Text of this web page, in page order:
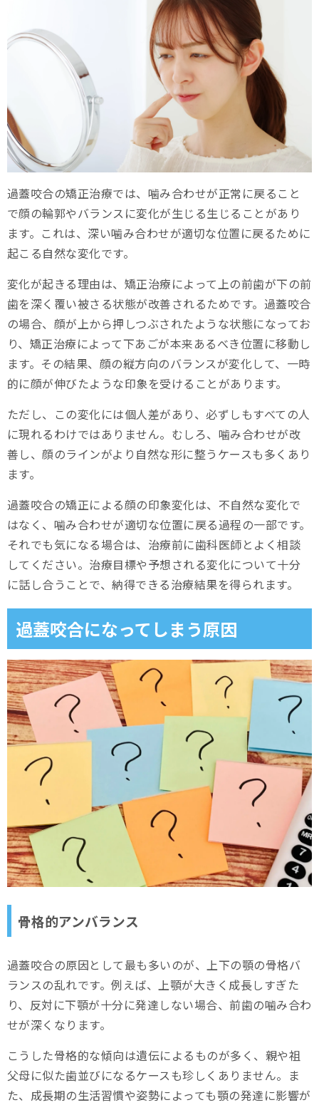
口元のお悩みなら、スマイルモア矯正
まとめ
過蓋咬合の矯正治療では、噛み合わせが正常に戻ること
で顔の輪郭やバランスに変化が生じる生じることがあり
ます。これは、深い噛み合わせが適切な位置に戻るために
起こる自然な変化です。
変化が起きる理由は、矯正治療によって上の前歯が下の前
歯を深く覆い被さる状態が改善されるためです。過蓋咬合
の場合、顔が上から押しつぶされたような状態になってお
り、矯正治療によって下あごが本来あるべき位置に移動し
ます。その結果、顔の縦方向のバランスが変化して、一時
的に顔が伸びたような印象を受けることがあります。
ただし、この変化には個人差があり、必ずしもすべての人
に現れるわけではありません。むしろ、噛み合わせが改
善し、顔のラインがより自然な形に整うケースも多くあり
ます。
過蓋咬合の矯正による顔の印象変化は、不自然な変化で
はなく、噛み合わせが適切な位置に戻る過程の一部です。
それでも気になる場合は、治療前に歯科医師とよく相談
してください。治療目標や予想される変化について十分
に話し合うことで、納得できる治療結果を得られます。
過蓋咬合になってしまう原因
骨格的アンバランス
過蓋咬合の原因として最も多いのが、上下の顎の骨格バ
ランスの乱れです。例えば、上顎が大きく成長しすぎた
り、反対に下顎が十分に発達しない場合、前歯の噛み合わ
せが深くなります。
こうした骨格的な傾向は遺伝によるものが多く、親や祖
父母に似た歯並びになるケースも珍しくありません。ま
た、成長期の生活習慣や姿勢によっても顎の発達に影響が